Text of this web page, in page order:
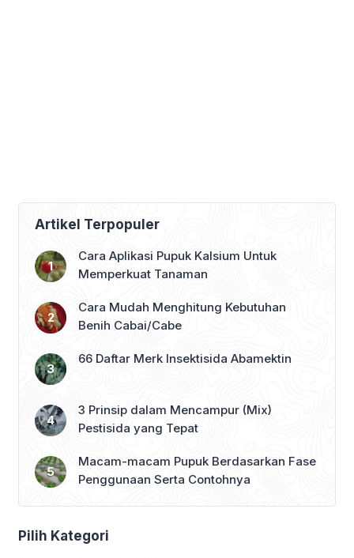
Artikel Terpopuler
Cara Aplikasi Pupuk Kalsium Untuk
Memperkuat Tanaman
Cara Mudah Menghitung Kebutuhan
Benih Cabai/Cabe
66 Daftar Merk Insektisida Abamektin
3 Prinsip dalam Mencampur (Mix)
Pestisida yang Tepat
Macam-macam Pupuk Berdasarkan Fase
Penggunaan Serta Contohnya
Pilih Kategori